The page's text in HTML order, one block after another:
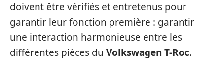
doivent être vérifiés et entretenus pour
garantir leur fonction première : garantir
une interaction harmonieuse entre les
différentes pièces du Volkswagen T-Roc.